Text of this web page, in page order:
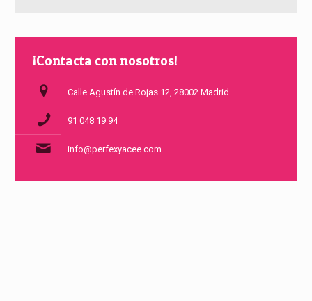
¡Contacta con nosotros!
Calle Agustín de Rojas 12, 28002 Madrid
91 048 19 94
info@perfexyacee.com